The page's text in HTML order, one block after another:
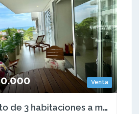
Venta
Apartamento de 3 habitaciones a media cuadra de la playa